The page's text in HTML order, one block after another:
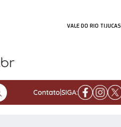
VALE DO RIO TIJUCAS
Contato SIGA: